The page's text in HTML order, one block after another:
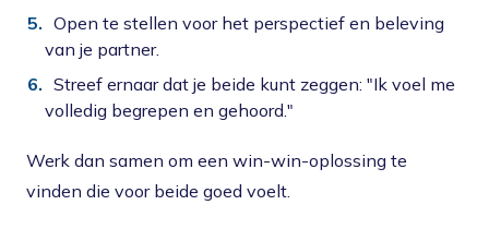
Open te stellen voor het perspectief en beleving
van je partner.
Streef ernaar dat je beide kunt zeggen: "Ik voel me
volledig begrepen en gehoord."
Werk dan samen om een win-win-oplossing te
vinden die voor beide goed voelt.